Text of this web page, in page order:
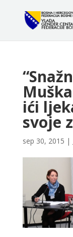
ići
svoje
sep 30, 2015 |